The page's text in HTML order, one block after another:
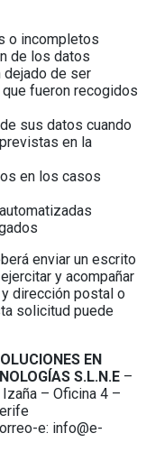
o incompletos
de los datos
dejado de ser
fueron recogidos
sus datos cuando
en la
en los casos
enviar un escrito
y acompañar
dirección postal o
solicitud puede
EN
S.L.N.E –
– Oficina 4 –
e: info@e-